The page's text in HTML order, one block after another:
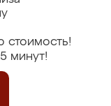
стоимость!
минут!